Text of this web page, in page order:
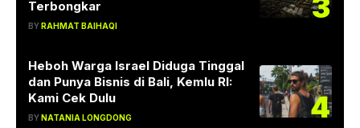
Terbongkar
BY RAHMAT BAIHAQI
3
Heboh Warga Israel Diduga Tinggal
dan Punya Bisnis di Bali, Kemlu RI:
Kami Cek Dulu
BY NATANIA LONGDONG 4